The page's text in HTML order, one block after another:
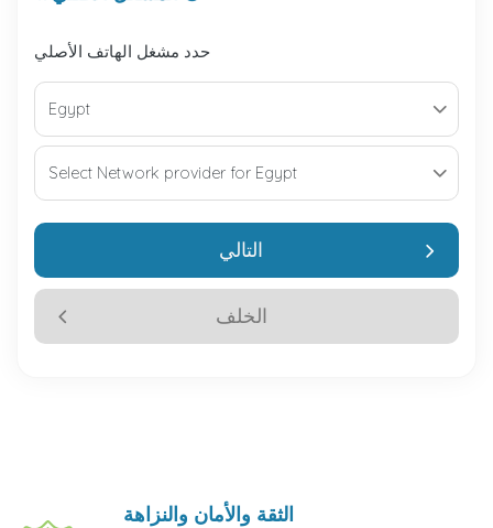
حدد مشغل الهاتف الأصلي
الخلف
التالي
الثقة والأمان والنزاهة